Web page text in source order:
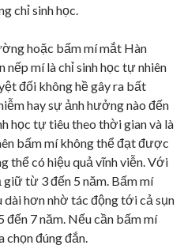
chỉ sinh học.
hoặc bấm mí mắt Hàn
nếp mí là chỉ sinh học tự nhiên
đối không hề gây ra bất
hay sự ảnh hưởng nào đến
học tự tiêu theo thời gian và là
bấm mí không thể đạt được
thể có hiệu quả vĩnh viễn. Với
từ 3 đến 5 năm. Bấm mí
hơn nhờ tác động tới cả sụn
7 năm. Nếu cần bấm mí
chọn đúng đắn.